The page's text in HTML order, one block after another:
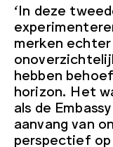
‘In deze
merken
hebben
horizon. Het
als de
aanvang van
perspectief